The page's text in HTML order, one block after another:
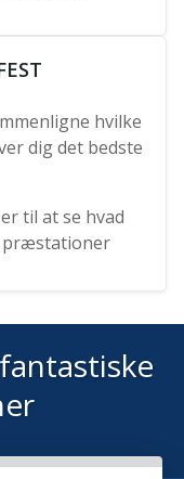
hvilke
dig det bedste
til at se hvad
præstationer